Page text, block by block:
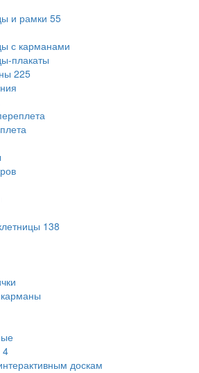
и рамки 55
с карманами
плакаты
225
138
4
доскам